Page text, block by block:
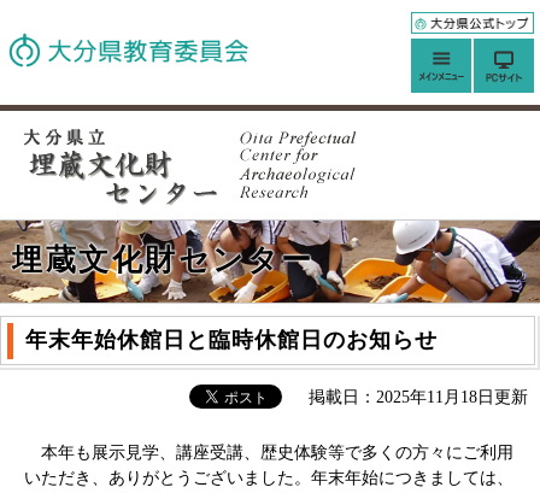
埋蔵文化財センター
年末年始休館日と臨時休館日のお知らせ
掲載日：2025年11月18日更新
本年も展示見学、講座受講、歴史体験等で多くの方々にご利用
いただき、ありがとうございました。年末年始につきましては、